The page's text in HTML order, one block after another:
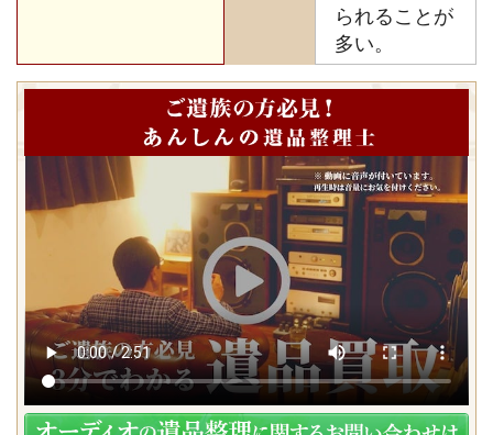
られることが
多い。